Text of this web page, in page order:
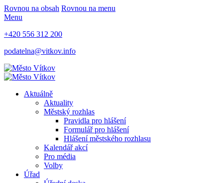
Rovnou na obsah Rovnou na menu
Menu
+420 556 312 200
podatelna@vitkov.info
Aktuálně
Aktuality
Městský rozhlas
Pravidla pro hlášení
Formulář pro hlášení
Hlášení městského rozhlasu
Kalendář akcí
Pro média
Volby
Úřad